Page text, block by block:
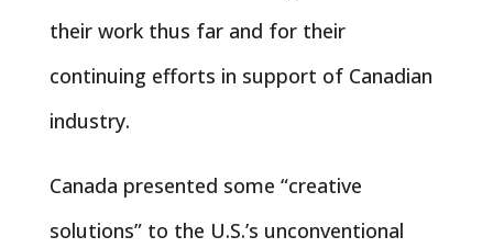
their work thus far and for their
continuing efforts in support of Canadian
industry.
Canada presented some “creative
solutions” to the U.S.’s unconventional